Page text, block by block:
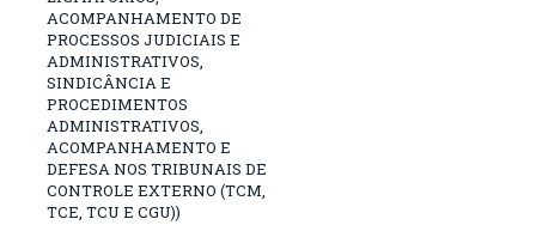
ACOMPANHAMENTO DE
PROCESSOS JUDICIAIS E
ADMINISTRATIVOS,
SINDICÂNCIA E
PROCEDIMENTOS
ADMINISTRATIVOS,
ACOMPANHAMENTO E
DEFESA NOS TRIBUNAIS DE
CONTROLE EXTERNO (TCM,
TCE, TCU E CGU))